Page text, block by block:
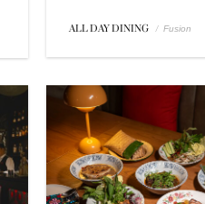
ALL DAY DINING / Fusion